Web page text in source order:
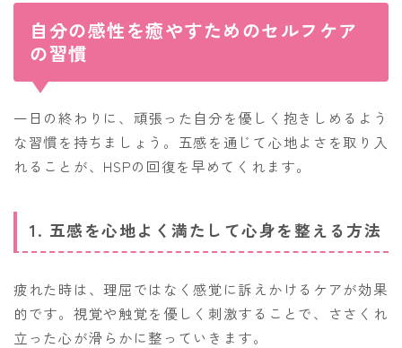
自分の感性を癒やすためのセルフケア
の習慣
一日の終わりに、頑張った自分を優しく抱きしめるよう
な習慣を持ちましょう。五感を通じて心地よさを取り入
れることが、HSPの回復を早めてくれます。
1. 五感を心地よく満たして心身を整える方法
疲れた時は、理屈ではなく感覚に訴えかけるケアが効果
的です。視覚や触覚を優しく刺激することで、ささくれ
立った心が滑らかに整っていきます。